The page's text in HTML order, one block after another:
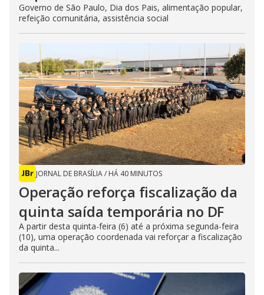
Governo de São Paulo, Dia dos Pais, alimentação popular,
refeição comunitária, assistência social
JORNAL DE BRASÍLIA/ HÁ 40 MINUTOS
Operação reforça fiscalização da
quinta saída temporária no DF
A partir desta quinta-feira (6) até a próxima segunda-feira
(10), uma operação coordenada vai reforçar a fiscalização
da quinta...